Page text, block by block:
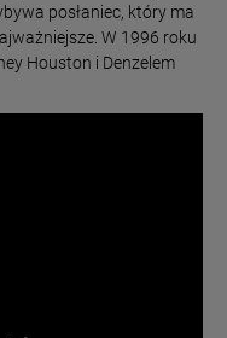
posłaniec, który ma
W 1996 roku
Houston i Denzelem